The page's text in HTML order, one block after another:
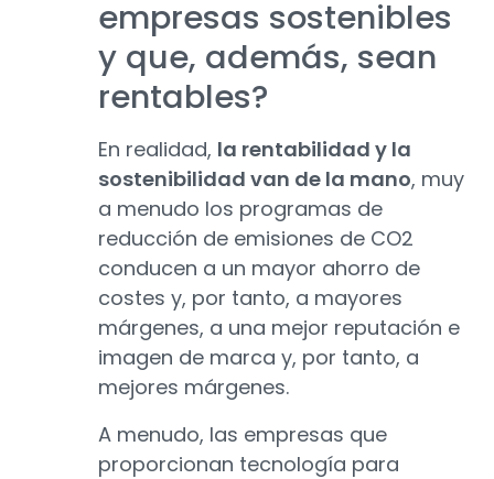
empresas sostenibles
y que, además, sean
rentables?
En realidad, la rentabilidad y la
sostenibilidad van de la mano, muy
a menudo los programas de
reducción de emisiones de CO2
conducen a un mayor ahorro de
costes y, por tanto, a mayores
márgenes, a una mejor reputación e
imagen de marca y, por tanto, a
mejores márgenes.
A menudo, las empresas que
proporcionan tecnología para